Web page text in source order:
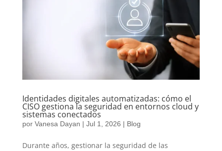
Identidades digitales automatizadas: cómo el
CISO gestiona la seguridad en entornos cloud y
sistemas conectados
por Vanesa Dayan | Jul 1, 2026 | Blog
Durante años, gestionar la seguridad de las